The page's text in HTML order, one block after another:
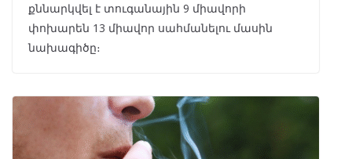
քննարկվել է տուգանային 9 միավորի
փոխարեն 13 միավոր սահմանելու մասին
նախագիծը։